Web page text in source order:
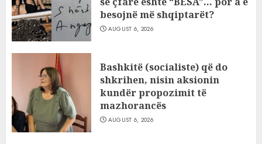
besojnë më shqiptarët?
AUGUST 6, 2026
Bashkitë (socialiste) që do
shkrihen, nisin aksionin
kundër propozimit të
mazhorancës
AUGUST 6, 2026